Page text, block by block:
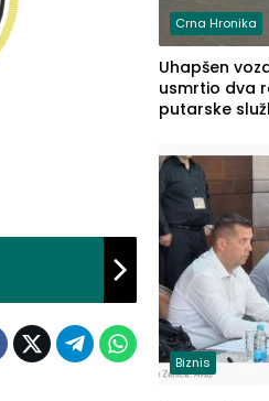
Crna Hronika
Uhapšen
usmrtio dva
putarske
prema Šapcu
(FOTO)
Biznis